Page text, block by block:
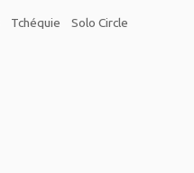
Tchéquie Solo Circle